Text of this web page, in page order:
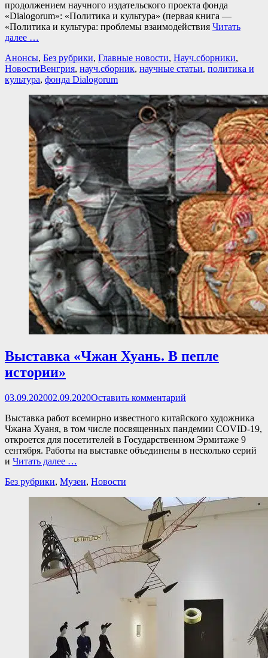
продолжением научного издательского проекта фонда
«Dialogorum»: «Политика и культура» (первая книга —
«Политика и культура: проблемы взаимодействия Читать
далее …
Категории
Анонсы, Без рубрики, Главные новости, Науч.сборники,
НовостиТеги
Венгрия, науч.сборник, научные статьи, политика и
культура, фонда Dialogorum
Выставка «Чжан Хуань. В пепле
истории»
Опубликовано
03.09.202002.09.2020Оставить комментарий
Выставка работ всемирно известного китайского художника
Чжана Хуаня, в том числе посвященных пандемии COVID-19,
откроется для посетителей в Государственном Эрмитаже 9
сентября. Работы на выставке объединены в несколько серий
и Читать далее …
Категории
Без рубрики, Музеи, Новости